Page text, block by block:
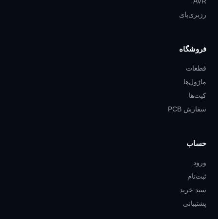
رزبری‌پای
فروشگاه
قطعات
ماژول‌ها
کیت‌ها
سفارش PCB
حساب
ورود
ثبت‌نام
سبد خرید
پشتیبانی